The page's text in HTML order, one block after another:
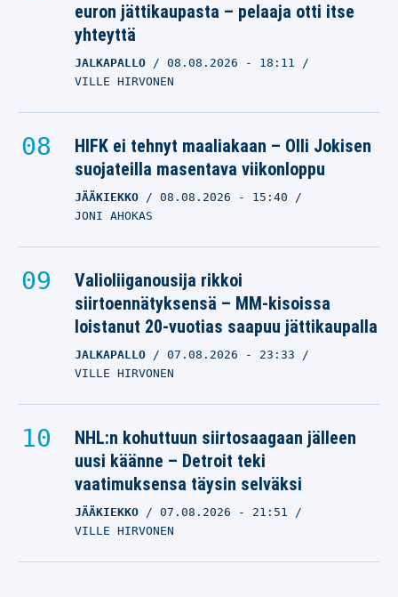
euron jättikaupasta – pelaaja otti itse
yhteyttä
JALKAPALLO 08.08.2026 - 18:11
VILLE HIRVONEN
HIFK ei tehnyt maaliakaan – Olli Jokisen
suojateilla masentava viikonloppu
JÄÄKIEKKO 08.08.2026 - 15:40
JONI AHOKAS
Valioliiganousija rikkoi
siirtoennätyksensä – MM-kisoissa
loistanut 20-vuotias saapuu jättikaupalla
JALKAPALLO 07.08.2026 - 23:33
VILLE HIRVONEN
NHL:n kohuttuun siirtosaagaan jälleen
uusi käänne – Detroit teki
vaatimuksensa täysin selväksi
JÄÄKIEKKO 07.08.2026 - 21:51
VILLE HIRVONEN